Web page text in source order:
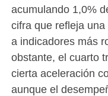
acumulando 1,0%
cifra que refleja
a indicadores más
obstante, el cuarto
cierta aceleración
aunque el